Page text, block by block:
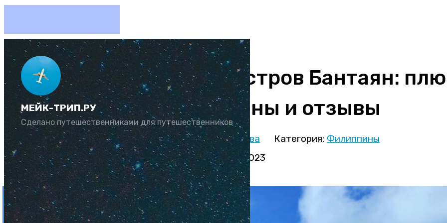
МЕЙК-ТРИП.РУ
Сделано путешественниками для путешественников
Райский остров Бантаян:
отдыха, цены и отзывы
Автор:Рената Мукминова Категория: Филиппины
Обновлено: 24 января 2023